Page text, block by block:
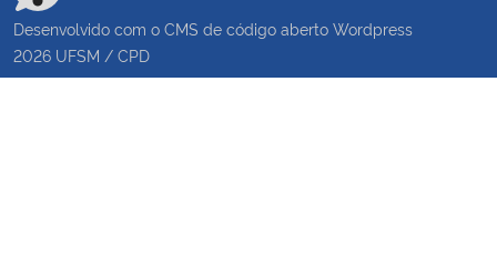
Desenvolvido com o CMS de código aberto Wordpress
2026 UFSM / CPD